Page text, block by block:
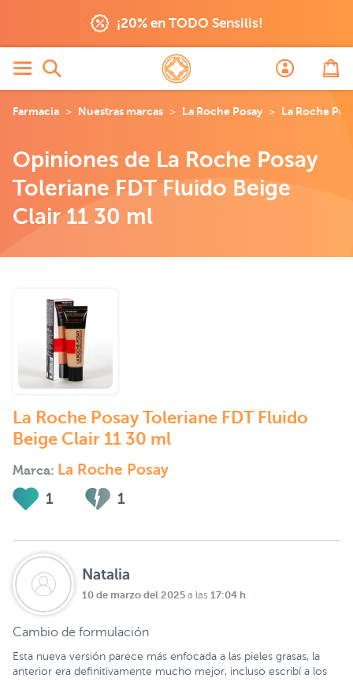
¡20% en TODO Sensilis!
Farmacia Nuestras marcas La Roche Posay La Roche
Opiniones de La Roche Posay
Toleriane FDT Fluido Beige
Clair 11 30 ml
La Roche Posay Toleriane FDT Fluido
Beige Clair 11 30 ml
Marca: La Roche Posay
1
1
Natalia
10 de marzo del 2025 a las 17:04 h
Cambio de formulación
Esta nueva versión parece más enfocada a las pieles grasas, la
anterior era definitivamente mucho mejor, incluso escribí a los